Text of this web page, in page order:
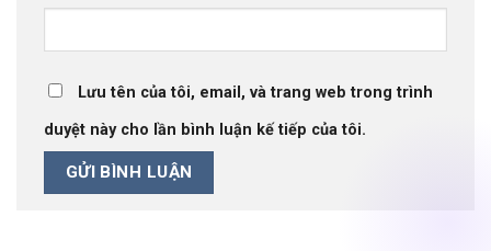
Lưu tên của tôi, email, và trang web trong trình
duyệt này cho lần bình luận kế tiếp của tôi.